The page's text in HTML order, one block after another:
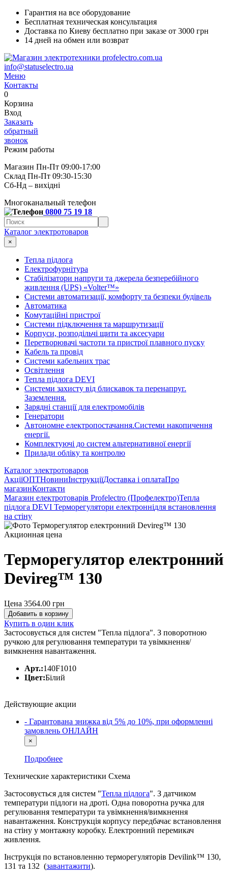
Гарантия на все оборудование
Бесплатная техническая консультация
Доставка по Киеву бесплатно при заказе от 3000 грн
14 дней на обмен или возврат
info@statuselectro.ua
Меню
Контакты
0
Корзина
Вход
Заказать
обратный
звонок
Режим работы
Магазин Пн-Пт 09:00-17:00
Склад Пн-Пт 09:30-15:30
Сб-Нд – вихідні
Многоканальный телефон
0800 75 19 18
Каталог электротоваров
×
Тепла підлога
Електрофурнітура
Cтабілізатори напруги та джерела безперебійного
живлення (UPS) «Volter™»
Системи автоматизації, комфорту та безпеки будівель
Автоматика
Комутаційні пристрої
Системи підключення та маршрутизації
Корпуси, розподільчі щити та аксесуари
Перетворювачі частоти та пристрої плавного пуску
Кабель та провід
Системи кабельних трас
Освітлення
Тепла підлога DEVI
Системи захисту від блискавок та перенапруг.
Заземлення.
Зарядні станції для електромобілів
Генератори
Автономне електропостачання.Системи накопичення
енергії.
Комплектуючі до систем альтернативної енергії
Прилади обліку та контролю
Каталог электротоваров
АкціїОПТНовиниІнструкціїДоставка і оплатаПро
магазинКонтакти
Магазин електротоварів Profelectro (Профелектро)Тепла
підлога DEVI Терморегулятори електроннідля встановлення
на стіну
Акционная цена
Терморегулятор електронний
Devireg™ 130
Цена 3564.00 грн
Добавить в корзину
Купить в один клик
Застосовується для систем "Тепла підлога". З поворотною
ручкою для регулювання температури та увімкнення/
вимкнення навантаження.
Арт.:140F1010
Цвет:Білий
Действующие акции
- Гарантована знижка від 5% до 10%, при оформленні
замовлень ОНЛАЙН
×
Подробнее
Технические характеристики Схема
Застосовується для систем "Тепла підлога". З датчиком
температури підлоги на дроті. Одна поворотна ручка для
регулювання температури та увімкнення/вимкнення
навантаження. Конструкція корпусу передбачає встановлення
на стіну у монтажну коробку. Електронний перемикач
живлення.
Інструкція по встановленню терморегуляторів Devilink™ 130,
131 та 132 (завантажити).